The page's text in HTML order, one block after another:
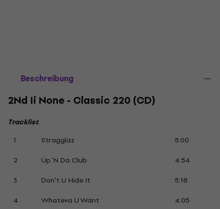
Beschreibung
2Nd Ii None - Classic 220 (CD)
Tracklist
1
Stragglaz
5:00
2
Up 'N Da Club
4:54
3
Don't U Hide It
5:18
4
Whateva U Want
4:05